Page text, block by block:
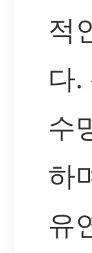
적
다
수
하
유